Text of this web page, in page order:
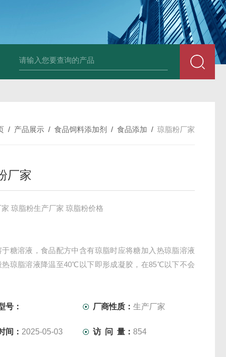
原蛋白生产厂家 食品级复合氨基酸生产厂家 食品级黄原胶生产厂
/ 产品展示 / 食品饲料添加剂 / 食品添加 / 琼脂粉厂家
厂家
琼脂粉生产厂家 琼脂粉价格
于糖溶液，食品配方中含有琼脂时应将糖加入热琼脂溶液
热琼脂溶液降温至40℃以下即形成凝胶，在85℃以下不会
饮料--以琼脂作悬浮剂，其使用浓度0.01-0.05%，可使颗
号： 厂商性质：生产厂家
间： 2025-05-03 访 问 量：854